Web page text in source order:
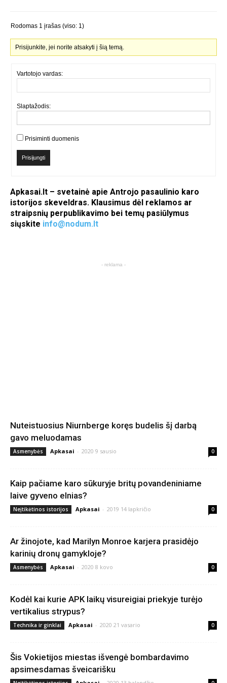
Rodomas 1 įrašas (viso: 1)
Prisijunkite, jei norite atsakyti į šią temą.
Vartotojo vardas:
Slaptažodis:
Prisiminti duomenis
Prisijungti
Apkasai.lt – svetainė apie Antrojo pasaulinio karo
istorijos skeveldras. Klausimus dėl reklamos ar
straipsnių perpublikavimo bei temų pasiūlymus
siųskite info@nodum.lt
- reklama -
Nuteistuosius Niurnberge koręs budelis šį darbą
gavo meluodamas
Asmenybės Apkasai - 2020 9 sausio 0
Kaip pačiame karo sūkuryje britų povandeniniame
laive gyveno elnias?
Neįtikėtinos istorijos Apkasai - 2019 14 lapkričio 0
Ar žinojote, kad Marilyn Monroe karjera prasidėjo
karinių dronų gamykloje?
Asmenybės Apkasai - 2020 8 kovo 0
Kodėl kai kurie APK laikų visureigiai priekyje turėjo
vertikalius strypus?
Technika ir ginklai Apkasai - 2020 21 vasario 0
Šis Vokietijos miestas išvengė bombardavimo
apsimesdamas šveicarišku